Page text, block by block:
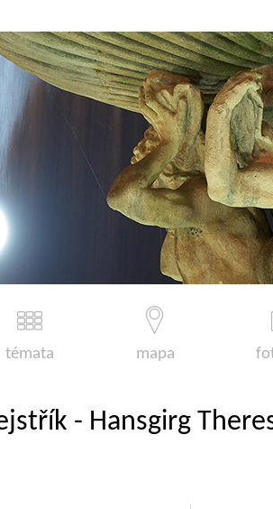
témata mapa
- Hansgirg